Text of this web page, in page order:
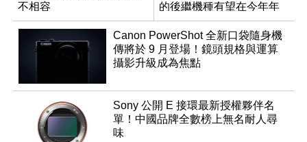
不相容
的後繼機種有望在今年年
底前推出？
Canon PowerShot 全新口袋隨身機
傳將於 9 月登場！鏡頭規格與運算
攝影升級成為焦點
Sony 公開 E 接環最新授權夥伴名
單！中國品牌全數榜上無名耐人尋
味